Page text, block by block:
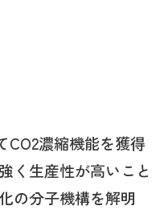
CO2濃縮機能を獲得
く生産性が高いこと
の分子機構を解明